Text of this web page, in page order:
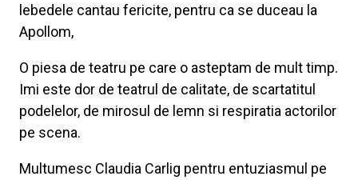
lebedele cantau fericite, pentru ca se duceau la
Apollom,
O piesa de teatru pe care o asteptam de mult timp.
Imi este dor de teatrul de calitate, de scartatitul
podelelor, de mirosul de lemn si respiratia actorilor
pe scena.
Multumesc Claudia Carlig pentru entuziasmul pe